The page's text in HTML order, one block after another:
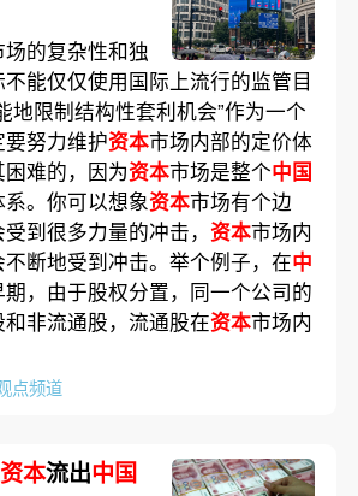
场的复杂性和独
能仅仅使用国际上流行的监管目
地限制结构性套利机会”作为一个
努力维护资本市场内部的定价体
难的，因为资本市场是整个中国
。你可以想象资本市场有个边
到很多力量的冲击， 资本市场内
断地受到冲击。举个例子，在中
，由于股权分置，同一个公司的
非流通股，流通股在资本市场内
点频道
资本流出中国